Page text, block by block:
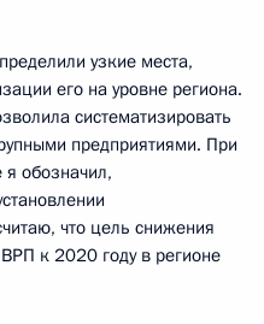
узкие места,
его на уровне региона.
систематизировать
предприятиями. При
обозначил,
что цель снижения
к 2020 году в регионе